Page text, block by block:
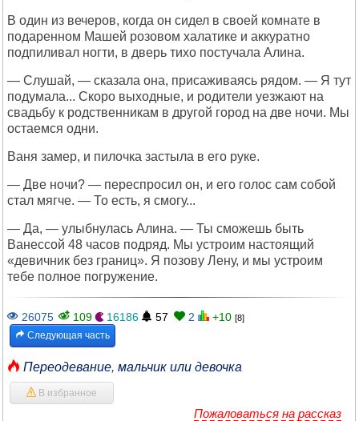
В один из вечеров, когда он сидел в своей комнате в
подаренном Машей розовом халатике и аккуратно
подпиливал ногти, в дверь тихо постучала Алина.
— Слушай, — сказала она, присаживаясь рядом. — Я тут
подумала... Скоро выходные, и родители уезжают на
свадьбу к родственникам в другой город на две ночи. Мы
остаемся одни.
Ваня замер, и пилочка застыла в его руке.
— Две ночи? — переспросил он, и его голос сам собой
стал мягче. — То есть, я смогу...
— Да, — улыбнулась Алина. — Ты сможешь быть
Ванессой 48 часов подряд. Мы устроим настоящий
«девичник без границ». Я позову Лену, и мы устроим
тебе полное погружение.
26075 109 16186 57 2 +10 [8]
Следующая часть
Переодевание, мальчик или девочка
В избранное
Пожаловаться на рассказ